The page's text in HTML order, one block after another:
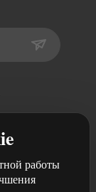
работы